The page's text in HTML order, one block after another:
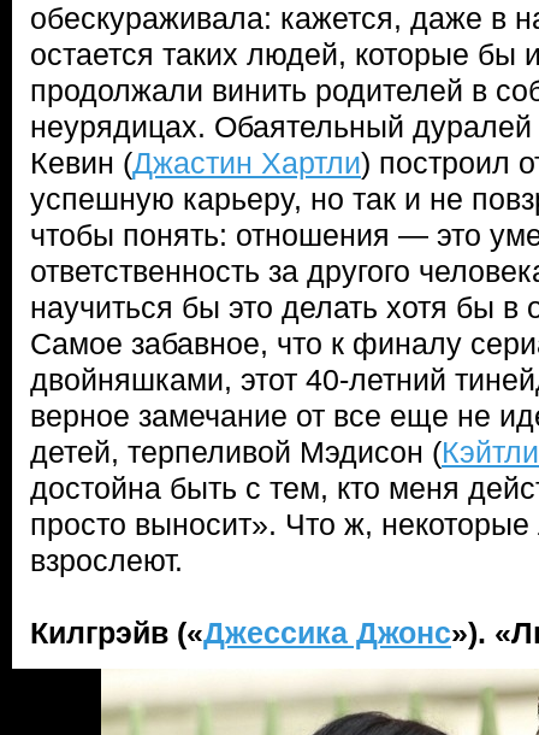
обескураживала: кажется, даже в
остается таких людей, которые бы
продолжали винить родителей в
неурядицах. Обаятельный
Кевин (Джастин Хартли) построил
успешную карьеру, но так и не
чтобы понять: отношения — это
ответственность за другого
научиться бы это делать хотя бы в
Самое забавное, что к финалу
двойняшками, этот 40-летний
верное замечание от все еще не
детей, терпеливой Мэдисон (
достойна быть с тем, кто меня
просто выносит». Что ж,
взрослеют.
Килгрэйв («Джессика Джонс»).